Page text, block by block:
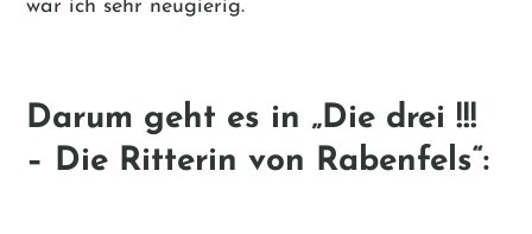
war ich sehr neugierig.
Darum geht es in „Die drei !!!
– Die Ritterin von Rabenfels“: